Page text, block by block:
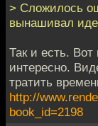
> Сложилось
вынашивал
Так и есть.
интересно.
тратить
http://
book_id=2198